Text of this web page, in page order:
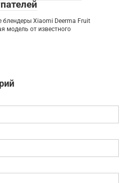
Xiaomi Deerma Fruit
модель от известного